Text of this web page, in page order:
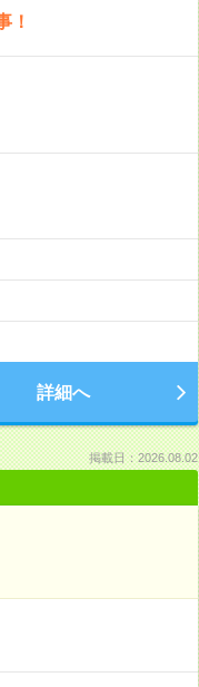
！
詳細へ
掲載日：2026.08.02